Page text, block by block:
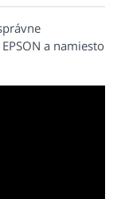
a namiesto